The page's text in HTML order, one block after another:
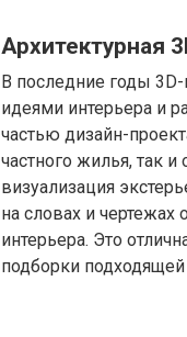
Архитектурная
В последние годы
идеями интерьера и
частью дизайн-
частного жилья, так
визуализация
на словах и
интерьера. Это
подборки